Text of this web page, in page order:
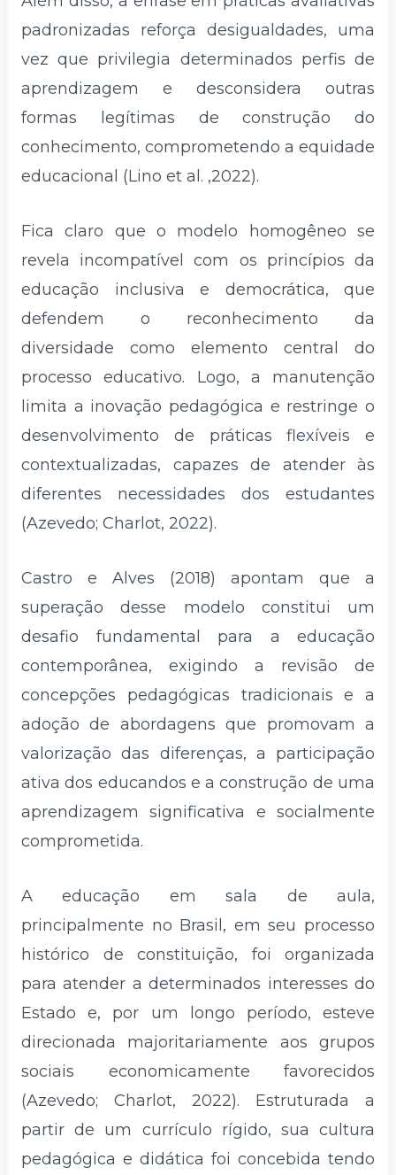
padronizadas reforça desigualdades, uma
vez que privilegia determinados perfis de
aprendizagem e desconsidera outras
formas legítimas de construção do
conhecimento, comprometendo a equidade
educacional (Lino et al. ,2022).
Fica claro que o modelo homogêneo se
revela incompatível com os princípios da
educação inclusiva e democrática, que
defendem o reconhecimento da
diversidade como elemento central do
processo educativo. Logo, a manutenção
limita a inovação pedagógica e restringe o
desenvolvimento de práticas flexíveis e
contextualizadas, capazes de atender às
diferentes necessidades dos estudantes
(Azevedo; Charlot, 2022).
Castro e Alves (2018) apontam que a
superação desse modelo constitui um
desafio fundamental para a educação
contemporânea, exigindo a revisão de
concepções pedagógicas tradicionais e a
adoção de abordagens que promovam a
valorização das diferenças, a participação
ativa dos educandos e a construção de uma
aprendizagem significativa e socialmente
comprometida.
A educação em sala de aula,
principalmente no Brasil, em seu processo
histórico de constituição, foi organizada
para atender a determinados interesses do
Estado e, por um longo período, esteve
direcionada majoritariamente aos grupos
sociais economicamente favorecidos
(Azevedo; Charlot, 2022). Estruturada a
partir de um currículo rígido, sua cultura
pedagógica e didática foi concebida tendo